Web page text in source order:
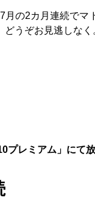
の2カ月連続でマ
うぞお見逃しなく
プレミアム」にて放